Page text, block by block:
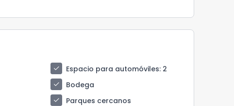
check Espacio para automóviles: 2
check
Bodega
check
Parques cercanos